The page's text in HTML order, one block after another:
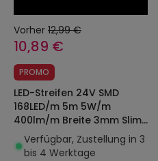
Vorher 12,99 €
10,89 €
PROMO
LED-Streifen 24V SMD
168LED/m 5m 5W/m
400lm/m Breite 3mm Slim
Schnitt 5cm IP20
Verfügbar, Zustellung in 3
bis 4 Werktage